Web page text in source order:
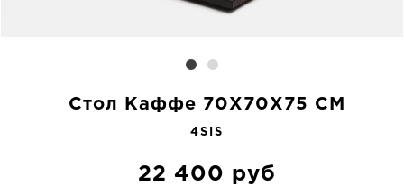
Стол Каффе 70X70X75 CM
4SIS
22 400 руб